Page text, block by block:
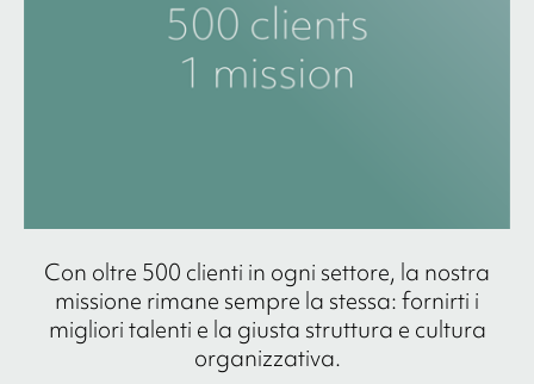
Con oltre 500 clienti in ogni settore, la nostra
missione rimane sempre la stessa: fornirti i
migliori talenti e la giusta struttura e cultura
organizzativa.